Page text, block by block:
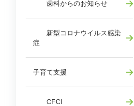
歯科からのお知らせ
新型コロナウイルス感染
症
子育て支援
CFCI